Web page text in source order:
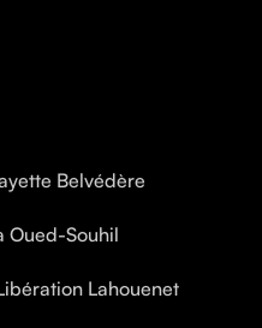
Belvédère
Oued-Souhil
Lahouenet